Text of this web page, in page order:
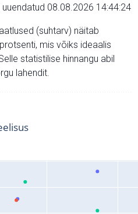
08.08.2026 14:44:24
(suhtarv) näitab
mis võiks ideaalis
statistilise hinnangu abil
lahendit.